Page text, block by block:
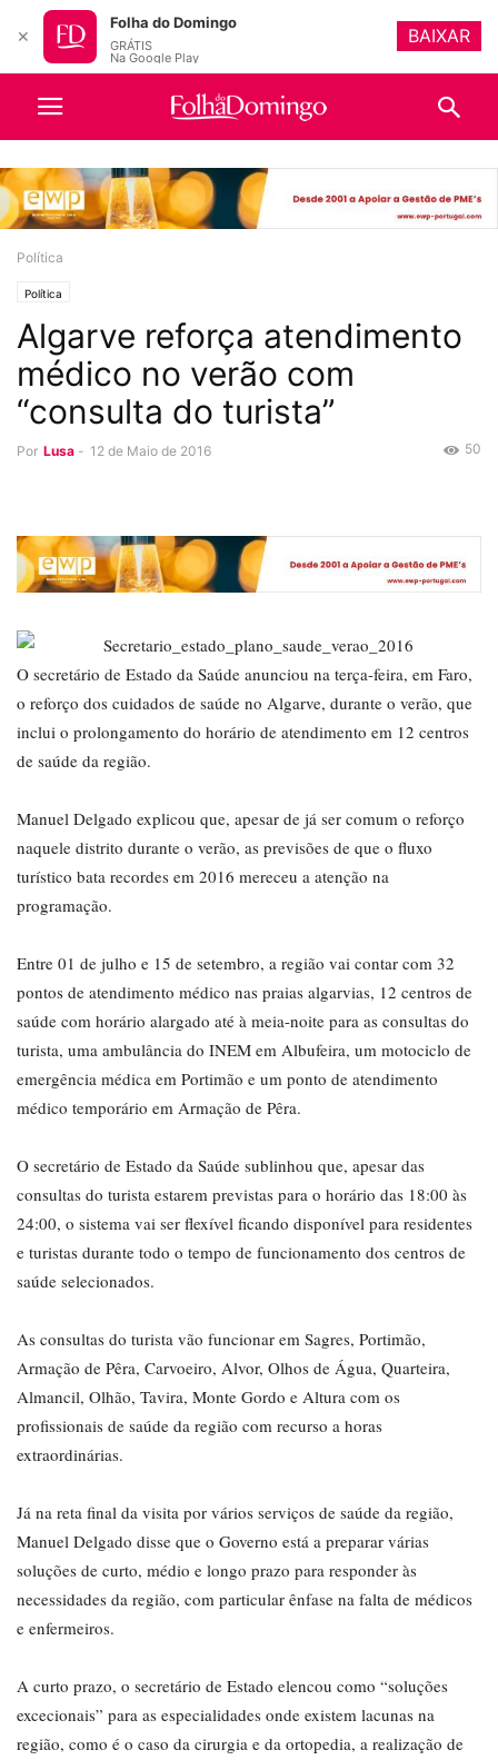
Política
Política
Algarve reforça atendimento
médico no verão com
“consulta do turista”
Por Lusa - 12 de Maio de 2016 50
O secretário de Estado da Saúde anunciou na terça-feira, em Faro,
o reforço dos cuidados de saúde no Algarve, durante o verão, que
inclui o prolongamento do horário de atendimento em 12 centros
de saúde da região.
Manuel Delgado explicou que, apesar de já ser comum o reforço
naquele distrito durante o verão, as previsões de que o fluxo
turístico bata recordes em 2016 mereceu a atenção na
programação.
Entre 01 de julho e 15 de setembro, a região vai contar com 32
pontos de atendimento médico nas praias algarvias, 12 centros de
saúde com horário alargado até à meia-noite para as consultas do
turista, uma ambulância do INEM em Albufeira, um motociclo de
emergência médica em Portimão e um ponto de atendimento
médico temporário em Armação de Pêra.
O secretário de Estado da Saúde sublinhou que, apesar das
consultas do turista estarem previstas para o horário das 18:00 às
24:00, o sistema vai ser flexível ficando disponível para residentes
e turistas durante todo o tempo de funcionamento dos centros de
saúde selecionados.
As consultas do turista vão funcionar em Sagres, Portimão,
Armação de Pêra, Carvoeiro, Alvor, Olhos de Água, Quarteira,
Almancil, Olhão, Tavira, Monte Gordo e Altura com os
profissionais de saúde da região com recurso a horas
extraordinárias.
Já na reta final da visita por vários serviços de saúde da região,
Manuel Delgado disse que o Governo está a preparar várias
soluções de curto, médio e longo prazo para responder às
necessidades da região, com particular ênfase na falta de médicos
e enfermeiros.
A curto prazo, o secretário de Estado elencou como “soluções
excecionais” para as especialidades onde existem lacunas na
região, como é o caso da cirurgia e da ortopedia, a realização de
✕
Folha do Domingo
GRÁTIS
Na Google Play
BAIXAR